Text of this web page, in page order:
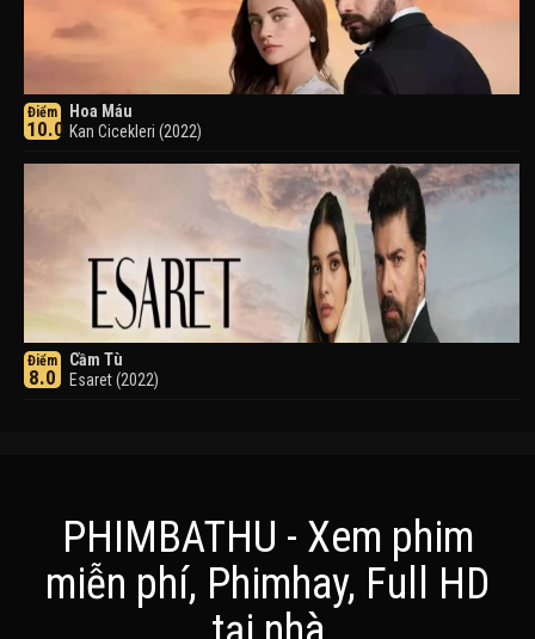
Điểm
10.0
Hoa Máu
Kan Cicekleri (2022)
Điểm
8.0
Cầm Tù
Esaret (2022)
Khuyển Dạ Xoa
PHIMBATHU - Xem phim
miễn phí, Phimhay, Full HD